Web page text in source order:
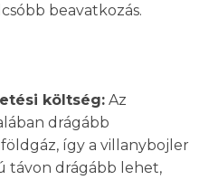
beavatkozás.
költség: Az
drágább
így a villanybojler
távon drágább lehet,